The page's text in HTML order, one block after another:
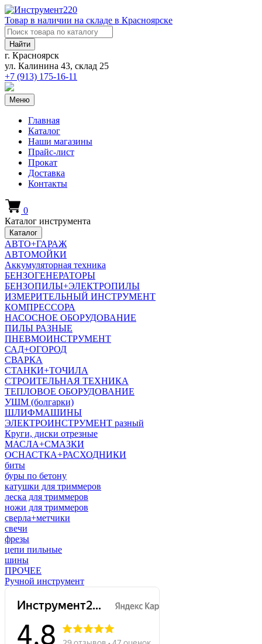
Товар в наличии на складе в Красноярске
Найти
г. Красноярск
ул. Калинина 43, склад 25
+7 (913) 175-16-11
Меню
Главная
Каталог
Наши магазины
Прайс-лист
Прокат
Доставка
Контакты
0
Каталог инструмента
Каталог
АВТО+ГАРАЖ
АВТОМОЙКИ
Аккумуляторная техника
БЕНЗОГЕНЕРАТОРЫ
БЕНЗОПИЛЫ+ЭЛЕКТРОПИЛЫ
ИЗМЕРИТЕЛЬНЫЙ ИНСТРУМЕНТ
КОМПРЕССОРА
НАСОСНОЕ ОБОРУДОВАНИЕ
ПИЛЫ РАЗНЫЕ
ПНЕВМОИНСТРУМЕНТ
САД+ОГОРОД
СВАРКА
СТАНКИ+ТОЧИЛА
СТРОИТЕЛЬНАЯ ТЕХНИКА
ТЕПЛОВОЕ ОБОРУДОВАНИЕ
УШМ (болгарки)
ШЛИФМАШИНЫ
ЭЛЕКТРОИНСТРУМЕНТ разный
Круги, диски отрезные
МАСЛА+СМАЗКИ
ОСНАСТКА+РАСХОДНИКИ
биты
буры по бетону
катушки для триммеров
леска для триммеров
ножи для триммеров
сверла+метчики
свечи
фрезы
цепи пильные
шины
ПРОЧЕЕ
Ручной инструмент